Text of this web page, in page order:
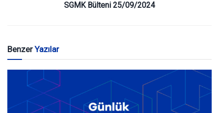
SGMK Bülteni 25/09/2024
BenzerYazılar